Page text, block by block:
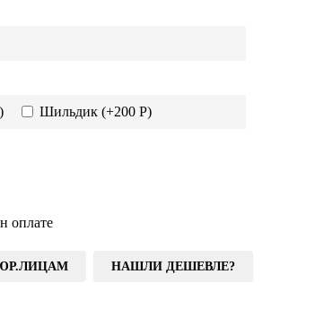
Шильдик (+200 Р)
оплате
НАШЛИ ДЕШЕВЛЕ?